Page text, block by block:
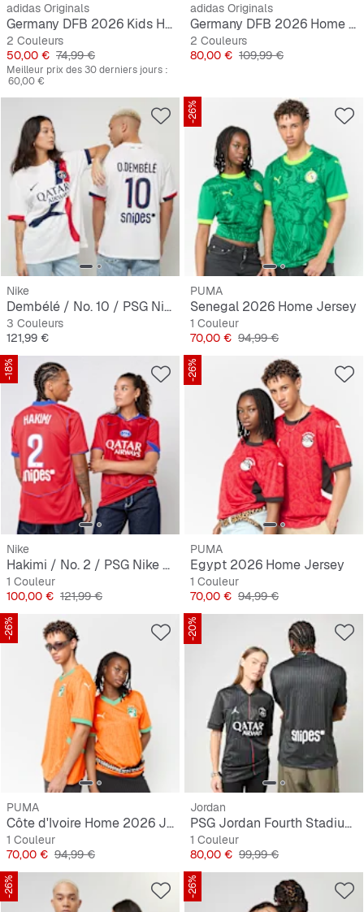
adidas Originals
Germany DFB 2026 Kids Home Jersey
2 Couleurs
Prix
50,00 € Prix original
74,99 €
Meilleur prix des 30 derniers jours :
60,00 €
adidas Originals
Germany DFB 2026 Home Jersey, longsleeve
2 Couleurs
Prix
80,00 € Prix original
109,99 €
Nike
Dembélé / No. 10 / PSG Nike Away Stadium 2024/25
3 Couleurs
Prix
121,99 €
-26%
PUMA
Senegal 2026 Home Jersey
1 Couleur
Prix
70,00 € Prix original
94,99 €
-18%
Nike
Hakimi / No. 2 / PSG Nike Third Stadium 2025/26
1 Couleur
Prix
100,00 € Prix original
121,99 €
-26%
PUMA
Egypt 2026 Home Jersey
1 Couleur
Prix
70,00 € Prix original
94,99 €
-26%
PUMA
Côte d'Ivoire Home 2026 Jersey
1 Couleur
Prix
70,00 € Prix original
94,99 €
-20%
Jordan
PSG Jordan Fourth Stadium 2025/26
1 Couleur
Prix
80,00 € Prix original
99,99 €
-26% -26%